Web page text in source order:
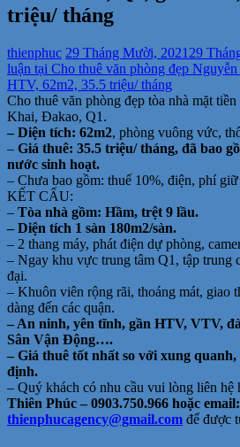
triệu/ tháng
thienphuc 29 Tháng Mười, 2021 29
luận tại Cho thuê văn phòng đẹp
HTV, 62m2, 35.5 triệu/ tháng
Cho thuê văn phòng đẹp tòa nhà mặt
Khai, Đakao, Q1.
– Diện tích: 62m2, phòng vuông vức,
– Giá thuê: 35.5 triệu/ tháng, đã bao
nước sinh hoạt.
– Chưa bao gồm: thuế 10%, điện, phí giữ
KẾT CẤU:
– Tòa nhà gồm: Hầm, trệt 9 lầu.
– Diện tích 1 sàn 180m2/sàn.
– 2 thang máy, phát điện dự phòng,
– Ngay khu vực trung tâm Q1, tập trung
đại.
– Khuôn viên rộng rãi, thoáng mát, giao
dàng đến các quận.
– An ninh, yên tĩnh, gần HTV, VTV,
Sân Vận Động….
– Giá thuê tốt nhất so với xung
định.
– Quý khách có nhu cầu vui lòng liên hệ
Thiên Phúc – 0903.750.966 hoặc email:
thienphucagency@gmail.com để được